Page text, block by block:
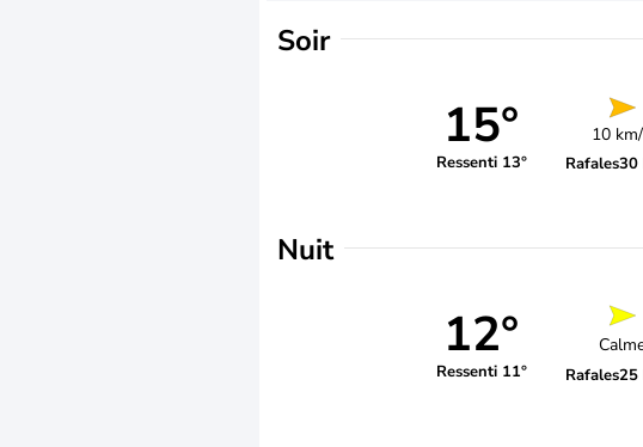
Soir
15°
Ressenti 13°
10
Rafales30
Nuit
12°
Ressenti 11° Rafales25